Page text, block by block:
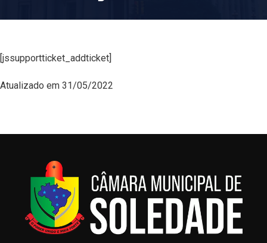
[jssupportticket_addticket]
Atualizado em 31/05/2022